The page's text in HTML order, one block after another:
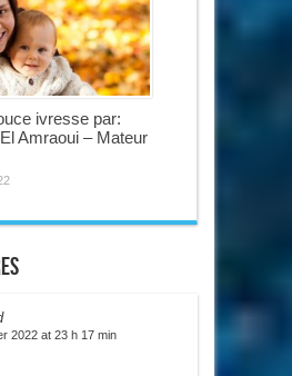
ivresse par:
Amraoui – Mateur
2022 at 23 h 17 min